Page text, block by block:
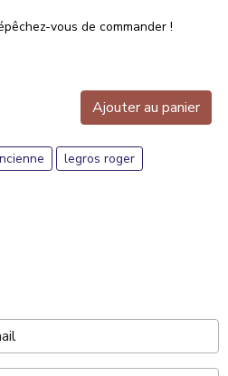
vous de commander !
Ajouter au panier
legros roger